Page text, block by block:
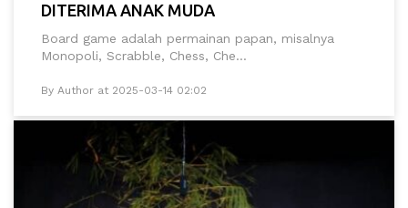
DITERIMA ANAK MUDA
Board game adalah permainan papan, misalnya
Monopoli, Scrabble, Chess, Che...
By Author at 2025-03-14 02:02